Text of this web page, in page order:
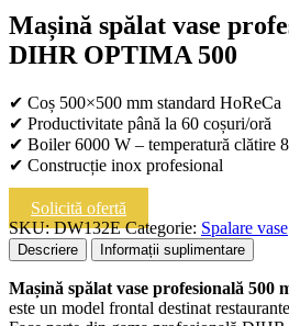
Mașină spălat vase
DIHR OPTIMA 500
✔ Coș 500×500 mm standard HoReCa
✔ Productivitate până la 60 coșuri/oră
✔ Boiler 6000 W – temperatură clătire
✔ Construcție inox profesional
Solicită ofertă
SKU:DW132E Categorie: Spalare vase
Descriere Informații suplimentare
Mașină spălat vase profesională
este un model frontal destinat